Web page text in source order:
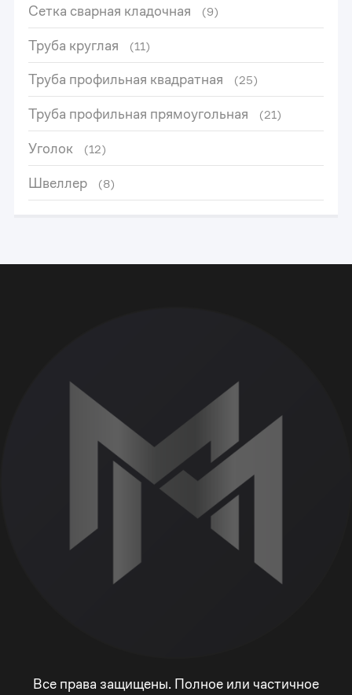
Сетка сварная кладочная (9)
Труба круглая (11)
Труба профильная квадратная (25)
Труба профильная прямоугольная (21)
Уголок (12)
Швеллер (8)
Все права защищены. Полное или частичное